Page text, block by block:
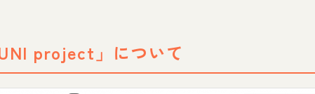
project」について